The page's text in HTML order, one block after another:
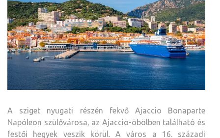
A sziget nyugati részén fekvő Ajaccio Bonaparte
Napóleon szülővárosa, az Ajaccio-öbölben található és
festői hegyek veszik körül. A város a 16. századi